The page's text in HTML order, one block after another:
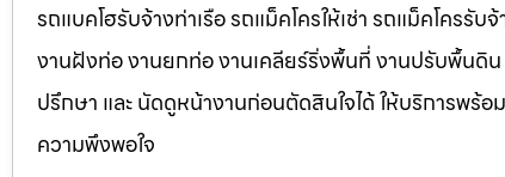
รถแบคโฮรับจ้างท่าเรือ รถแม็คโครให้เช่า รถแม็คโครรั
งานฝังท่อ งานยกท่อ งานเคลียร์ริ่งพื้นที่ งานปรับพื้นดิน
ปรึกษา และ นัดดูหน้างานก่อนตัดสินใจได้ ให้บริการพร้
ความพึงพอใจ